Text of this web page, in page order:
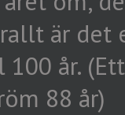
är det
år.
88 år)